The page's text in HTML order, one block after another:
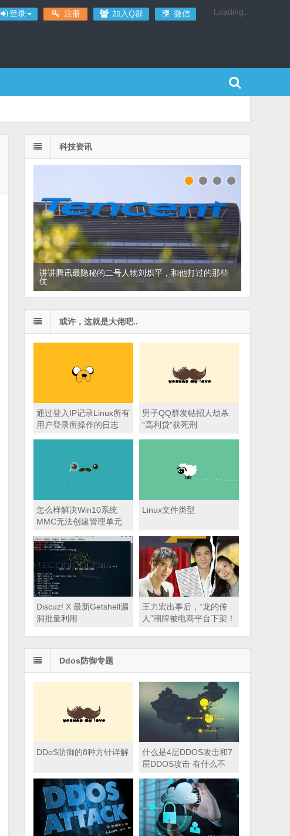
登录 注册 加入Q群 微信 Loading...
科技资讯
讲讲腾讯最隐秘的二号人物刘炽平，和他打过的那些
仗
或许，这就是大佬吧..
通过登入IP记录Linux所有
用户登录所操作的日志
男子QQ群发帖招人劫杀
“高利贷”获死刑
怎么样解决Win10系统
MMC无法创建管理单元
Linux文件类型
Discuz! X 最新Getshell漏
洞批量利用
王力宏出事后，“龙的传
人”潮牌被电商平台下架！
Ddos防御专题
DDoS防御的8种方针详解
什么是4层DDOS攻击和7
层DDOS攻击 有什么不